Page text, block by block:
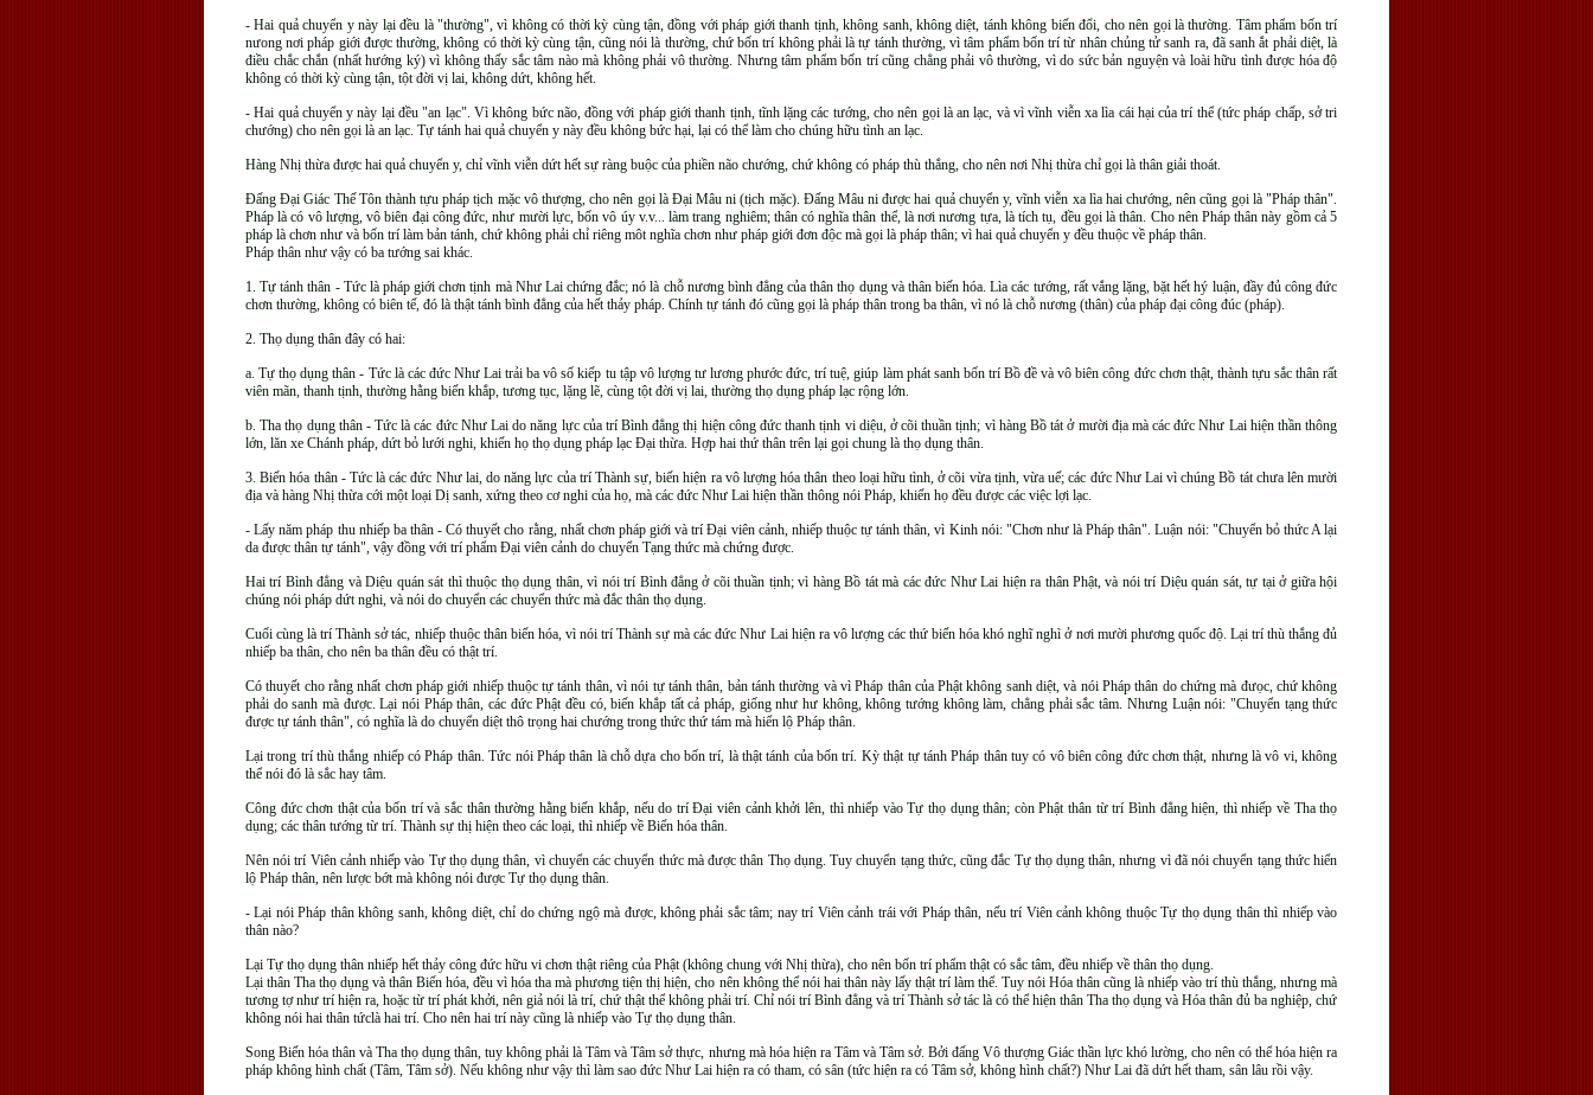
- Hai quả chuyển y này lại đều là "thường", vì không có thời kỳ cùng tận, đồng với pháp giới thanh tịnh, không sanh, không diệt, tánh không biến đổi, cho nên gọi là thường. Tâm phẩm bốn trí
nưong nơi pháp giới được thường, không có thời kỳ cùng tận, cũng nói là thường, chứ bốn trí không phải là tự tánh thường, vì tâm phẩm bốn trí từ nhân chủng tử sanh ra, đã sanh ắt phải diệt, là
điều chắc chắn (nhất hướng ký) vì không thấy sắc tâm nào mà không phải vô thường. Nhưng tâm phẩm bốn trí cũng chẳng phải vô thường, vì do sức bản nguyện và loài hữu tình được hóa độ
không có thời kỳ cùng tận, tột đời vị lai, không dứt, không hết.
- Hai quả chuyển y này lại đều "an lạc". Vì không bức não, đồng với pháp giới thanh tịnh, tĩnh lặng các tướng, cho nên gọi là an lạc, và vì vĩnh viễn xa lìa cái hại của trí thể (tức pháp chấp, sở tri
chướng) cho nên gọi là an lạc. Tự tánh hai quả chuyển y này đều không bức hại, lại có thể làm cho chúng hữu tình an lạc.
Hàng Nhị thừa được hai quả chuyển y, chỉ vĩnh viễn dứt hết sự ràng buộc của phiền não chướng, chứ không có pháp thù thắng, cho nên nơi Nhị thừa chỉ gọi là thân giải thoát.
Ðấng Ðại Giác Thế Tôn thành tựu pháp tịch mặc vô thượng, cho nên gọi là Ðại Mâu ni (tịch mặc). Ðấng Mâu ni được hai quả chuyển y, vĩnh viễn xa lìa hai chướng, nên cũng gọi là "Pháp thân".
Pháp là có vô lượng, vô biên đại công đức, như mười lực, bốn vô úy v.v... làm trang nghiêm; thân có nghĩa thân thể, là nơi nương tựa, là tích tụ, đều gọi là thân. Cho nên Pháp thân này gồm cả 5
pháp là chơn như và bốn trí làm bản tánh, chứ không phải chỉ riêng môt nghĩa chơn như pháp giới đơn độc mà gọi là pháp thân; vì hai quả chuyển y đều thuộc về pháp thân.
Pháp thân như vậy có ba tướng sai khác.
1. Tự tánh thân - Tức là pháp giới chơn tịnh mà Như Lai chứng đắc; nó là chỗ nương bình đẳng của thân thọ dụng và thân biến hóa. Lìa các tướng, rất vắng lặng, bặt hết hý luận, đầy đủ công đức
chơn thường, không có biên tế, đó là thật tánh bình đẳng của hết thảy pháp. Chính tự tánh đó cũng gọi là pháp thân trong ba thân, vì nó là chỗ nương (thân) của pháp đại công đúc (pháp).
2. Thọ dụng thân đây có hai:
a. Tự thọ dụng thân - Tức là các đức Như Lai trải ba vô số kiếp tu tập vô lượng tư lương phước đức, trí tuệ, giúp làm phát sanh bốn trí Bồ đề và vô biên công đức chơn thật, thành tựu sắc thân rất
viên mãn, thanh tịnh, thường hằng biến khắp, tương tục, lặng lẽ, cùng tột đời vị lai, thường thọ dụng pháp lạc rộng lớn.
b. Tha thọ dụng thân - Tức là các đức Như Lai do năng lực của trí Bình đẳng thị hiện công đức thanh tịnh vi diệu, ở cõi thuần tịnh; vì hàng Bồ tát ở mười địa mà các đức Như Lai hiện thần thông
lớn, lăn xe Chánh pháp, dứt bỏ lưới nghi, khiến họ thọ dụng pháp lạc Ðại thừa. Hợp hai thứ thân trên lại gọi chung là thọ dụng thân.
3. Biến hóa thân - Tức là các đức Như lai, do năng lực của trí Thành sự, biến hiện ra vô lượng hóa thân theo loại hữu tình, ở cõi vừa tịnh, vừa uế; các đức Như Lai vì chúng Bồ tát chưa lên mười
địa và hàng Nhị thừa cới một loại Dị sanh, xứng theo cơ nghi của họ, mà các đức Như Lai hiện thần thông nói Pháp, khiến họ đều được các việc lợi lạc.
- Lấy năm pháp thu nhiếp ba thân - Có thuyết cho rằng, nhất chơn pháp giới và trí Ðại viên cảnh, nhiếp thuộc tự tánh thân, vì Kinh nói: "Chơn như là Pháp thân". Luận nói: "Chuyển bỏ thức A lại
da được thân tự tánh", vậy đồng với trí phẩm Ðại viên cảnh do chuyển Tạng thức mà chứng được.
Hai trí Bình đẳng và Diệu quán sát thì thuộc thọ dụng thân, vì nói trí Bình đẳng ở cõi thuần tịnh; vì hàng Bồ tát mà các đức Như Lai hiện ra thân Phật, và nói trí Diệu quán sát, tự tại ở giữa hội
chúng nói pháp dứt nghi, và nói do chuyển các chuyển thức mà đắc thân thọ dụng.
Cuối cùng là trí Thành sở tác, nhiếp thuộc thân biến hóa, vì nói trí Thành sự mà các đức Như Lai hiện ra vô lượng các thứ biến hóa khó nghĩ nghì ở nơi mười phương quốc độ. Lại trí thù thắng đủ
nhiếp ba thân, cho nên ba thân đều có thật trí.
Có thuyết cho rằng nhất chơn pháp giới nhiếp thuộc tự tánh thân, vì nói tự tánh thân, bản tánh thường và vì Pháp thân của Phật không sanh diệt, và nói Pháp thân do chứng mà đưọc, chứ không
phải do sanh mà được. Lại nói Pháp thân, các đức Phật đều có, biến khắp tất cả pháp, giống như hư không, không tướng không làm, chẳng phải sắc tâm. Nhưng Luận nói: "Chuyển tạng thức
được tự tánh thân", có nghĩa là do chuyển diệt thô trọng hai chướng trong thức thứ tám mà hiển lộ Pháp thân.
Lại trong trí thù thắng nhiếp có Pháp thân. Tức nói Pháp thân là chỗ dựa cho bốn trí, là thật tánh của bốn trí. Kỳ thật tự tánh Pháp thân tuy có vô biên công đức chơn thật, nhưng là vô vi, không
thể nói đó là sắc hay tâm.
Công đức chơn thật của bốn trí và sắc thân thường hằng biến khắp, nếu do trí Ðại viên cảnh khởi lên, thì nhiếp vào Tự thọ dụng thân; còn Phật thân từ trí Bình đẳng hiện, thì nhiếp về Tha thọ
dụng; các thân tướng từ trí. Thành sự thị hiện theo các loại, thì nhiếp về Biến hóa thân.
Nên nói trí Viên cảnh nhiếp vào Tự thọ dụng thân, vì chuyển các chuyển thức mà được thân Thọ dụng. Tuy chuyển tạng thức, cũng đắc Tự thọ dụng thân, nhưng vì đã nói chuyển tạng thức hiển
lộ Pháp thân, nên lược bớt mà không nói được Tự thọ dụng thân.
- Lại nói Pháp thân không sanh, không diệt, chỉ do chứng ngộ mà được, không phải sắc tâm; nay trí Viên cảnh trái với Pháp thân, nếu trí Viên cảnh không thuộc Tự thọ dụng thân thì nhiếp vào
thân nào?
Lại Tự thọ dụng thân nhiếp hết thảy công đức hữu vi chơn thật riêng của Phật (không chung với Nhị thừa), cho nên bốn trí phẩm thật có sắc tâm, đều nhiếp về thân thọ dụng.
Lại thân Tha thọ dụng và thân Biến hóa, đều vì hóa tha mà phương tiện thị hiện, cho nên không thể nói hai thân này lấy thật trí làm thể. Tuy nói Hóa thân cũng là nhiếp vào trí thù thắng, nhưng mà
tương tợ như trí hiện ra, hoặc từ trí phát khởi, nên giả nói là trí, chứ thật thể không phải trí. Chỉ nói trí Bình đẳng và trí Thành sở tác là có thể hiện thân Tha thọ dụng và Hóa thân đủ ba nghiệp, chứ
không nói hai thân tứclà hai trí. Cho nên hai trí này cũng là nhiếp vào Tự thọ dụng thân.
Song Biến hóa thân và Tha thọ dụng thân, tuy không phải là Tâm và Tâm sở thực, nhưng mà hóa hiện ra Tâm và Tâm sở. Bởi đấng Vô thượng Giác thần lực khó lường, cho nên có thể hóa hiện ra
pháp không hình chất (Tâm, Tâm sở). Nếu không như vậy thì làm sao đức Như Lai hiện ra có tham, có sân (tức hiện ra có Tâm sở, không hình chất?) Như Lai đã dứt hết tham, sân lâu rồi vậy.